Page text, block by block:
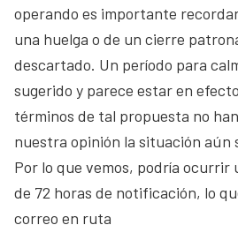
operando es importante
una huelga o de un cierre
descartado. Un período para
sugerido y parece estar en
términos de tal propuesta no
nuestra opinión la situación aún
Por lo que vemos, podría ocurrir
de 72 horas de notificación, lo
correo en ruta